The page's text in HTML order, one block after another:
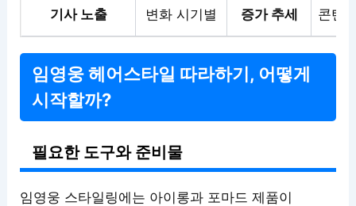
기사 노출 변화 시기별 증가 추세 콘텐
임영웅 헤어스타일 따라하기, 어떻게
시작할까?
필요한 도구와 준비물
임영웅 스타일링에는 아이롱과 포마드 제품이